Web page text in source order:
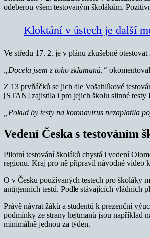
odeberou všem testovaným školákům.
Kloktání v ústech je další
Ve středu 17. 2. je v plánu zkušebně
„Docela jsem z toho zklamaná,“
Z 13 prvňáčků se jich dle Vošahlíkové
[STAN] zajistila i pro jejich školu slinné testy
„Pokud by testy na koronavirus nezaplatila
Vedení Česka s testováním
Pilotní testování školáků chystá i vedení
regionu. Kraj pro ně připravil návodné video
O v Česku používaných testech pro školáky
antigenních testů. Podle stávajících vládních
Právě návrat žáků a studentů k prezenční
podmínky ze strany hejtmanů jsou například
minimálně jednou za týden.